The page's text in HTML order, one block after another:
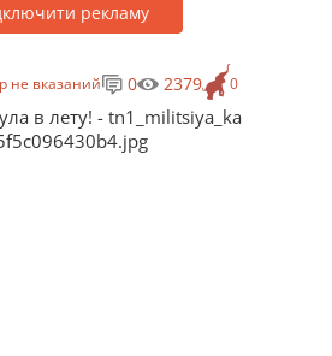
рекламу
не вказаний 0
0 2379